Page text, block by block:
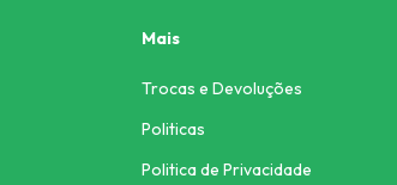
Mais
Trocas e Devoluções
Politicas
Politica de Privacidade